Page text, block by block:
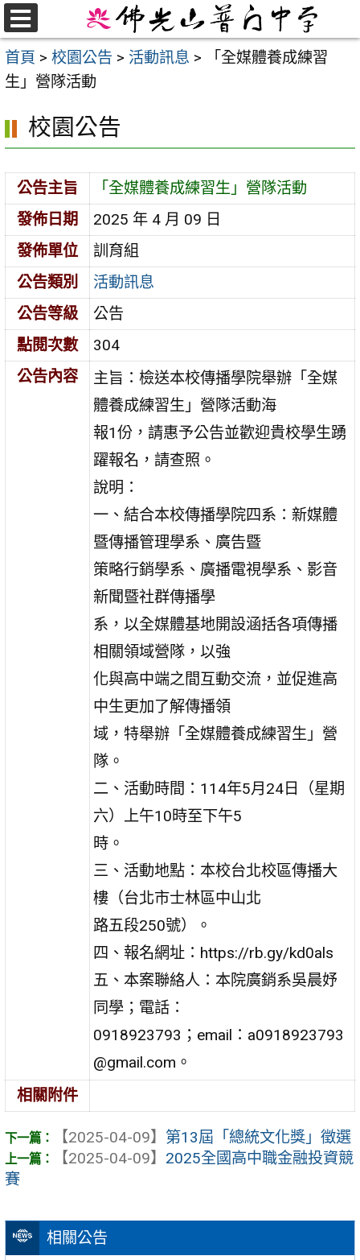
跳
至
主
要
首頁 > 校園公告 > 活動訊息 >
「全媒體養成練習
生」營隊活動
相關公告
校園公告
公告主旨
「全媒體養成練習生」營隊活動
發佈日期
2025 年 4 月 09 日
發佈單位
訓育組
公告類別
活動訊息
公告等級
公告
點閱次數
304
公告內容
主旨：檢送本校傳播學院舉辦「全媒
體養成練習生」營隊活動海
報1份，請惠予公告並歡迎貴校學生踴
躍報名，請查照。
說明：
一、結合本校傳播學院四系：新媒體
暨傳播管理學系、廣告暨
策略行銷學系、廣播電視學系、影音
新聞暨社群傳播學
系，以全媒體基地開設涵括各項傳播
相關領域營隊，以強
化與高中端之間互動交流，並促進高
中生更加了解傳播領
域，特舉辦「全媒體養成練習生」營
隊。
二、活動時間：114年5月24日（星期
六）上午10時至下午5
時。
三、活動地點：本校台北校區傳播大
樓（台北市士林區中山北
路五段250號）。
四、報名網址：https://rb.gy/kd0als
五、本案聯絡人：本院廣銷系吳晨妤
同學；電話：
0918923793；email：a0918923793
@gmail.com。
相關附件
【2025-04-09】 第13屆「總統文化獎」徵選
【2025-04-09】 2025全國高中職金融投資競
賽
選
單